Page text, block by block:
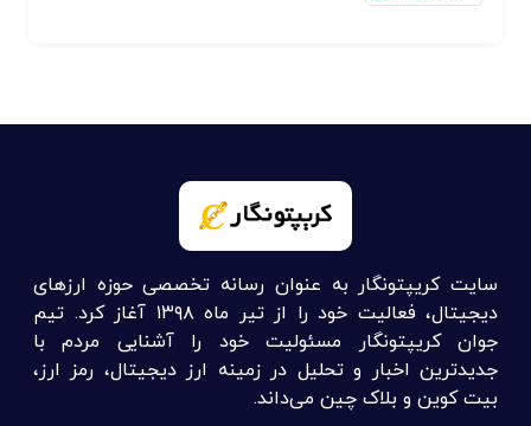
سایت کریپتونگار به عنوان رسانه تخصصی حوزه ارزهای
دیجیتال، فعالیت خود را از تیر ماه ۱۳۹۸ آغاز کرد. تیم
جوان کریپتونگار مسئولیت خود را آشنایی مردم با
جدیدترین اخبار و تحلیل در زمینه ارز دیجیتال، رمز ارز،
بیت کوین و بلاک چین می‌داند.